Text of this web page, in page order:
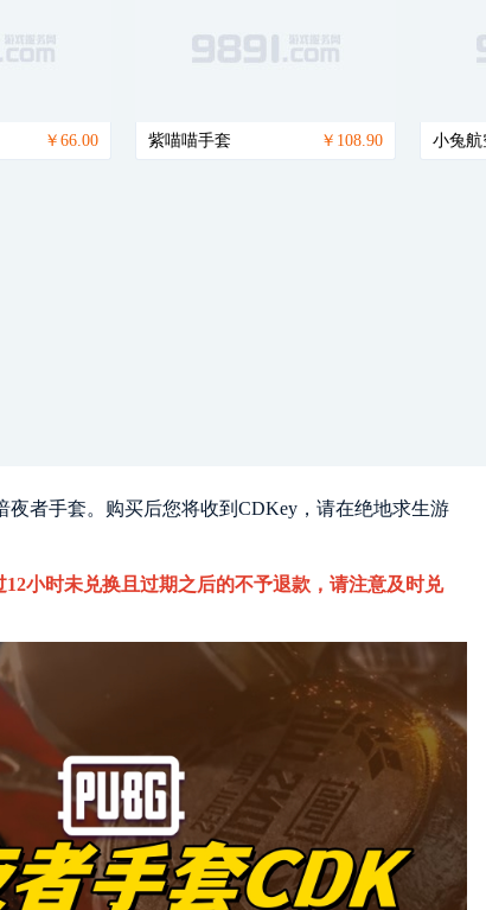
￥66.00 紫喵喵手套 ￥108.90
者手套。购买后您将收到CDKey，请在绝地求生游
小时未兑换且过期之后的不予退款，请注意及时兑